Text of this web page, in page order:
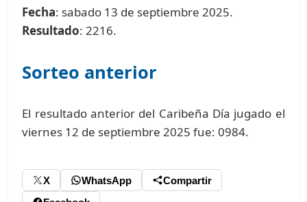
Fecha: sabado 13 de septiembre 2025.
Resultado: 2216.
Sorteo anterior
El resultado anterior del Caribeña Día jugado el
viernes 12 de septiembre 2025 fue: 0984.
X WhatsApp
Compartir